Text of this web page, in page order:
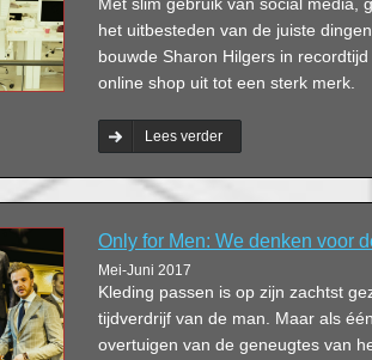
het uitbesteden van de juiste
bouwde Sharon Hilgers in
online shop uit tot een sterk merk.
Lees verder
Only for Men: We denken voor
Mei-Juni 2017
Kleding passen is op zijn zachtst
tijdverdrijf van de man. Maar als
overtuigen van de geneugtes van